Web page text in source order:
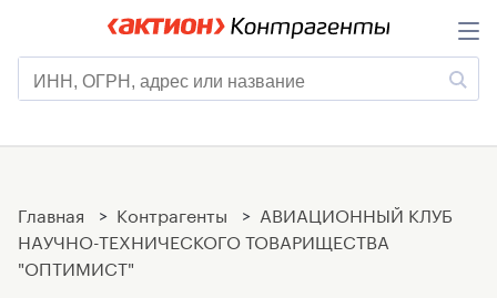
Главная > Контрагенты > АВИАЦИОННЫЙ КЛУБ
НАУЧНО-ТЕХНИЧЕСКОГО ТОВАРИЩЕСТВА
"ОПТИМИСТ"